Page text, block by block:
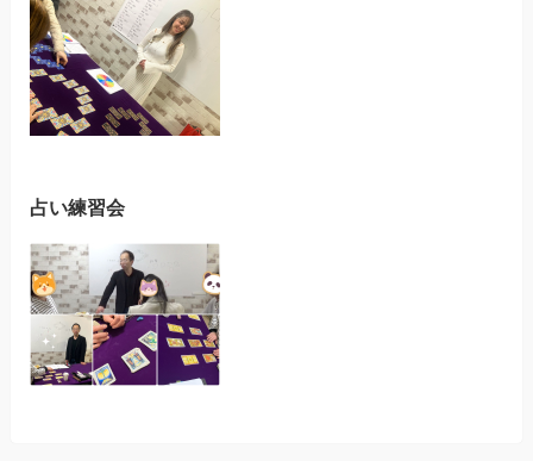
占い練習会